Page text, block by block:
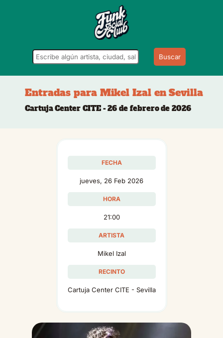
Buscar
Entradas para Mikel Izal en Sevilla
Cartuja Center CITE - 26 de febrero de 2026
FECHA
jueves, 26 Feb 2026
HORA
21:00
ARTISTA
Mikel Izal
RECINTO
Cartuja Center CITE - Sevilla